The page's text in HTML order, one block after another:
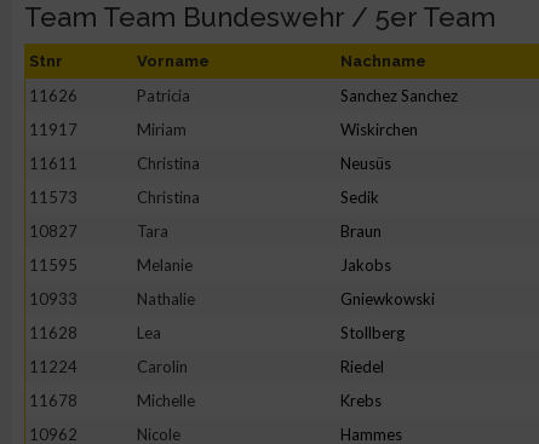
Team Team Bundeswehr / 5er Team
Stnr Vorname Nachname
11626 Patricia Sanchez Sanchez
11917
Miriam Wiskirchen
11611
Christina Neusüs
11573
Christina Sedik
10827
Tara Braun
11595
Melanie Jakobs
10933
Nathalie Gniewkowski
11628
Lea Stollberg
11224
Carolin Riedel
11678
Michelle Krebs
10962
Nicole Hammes